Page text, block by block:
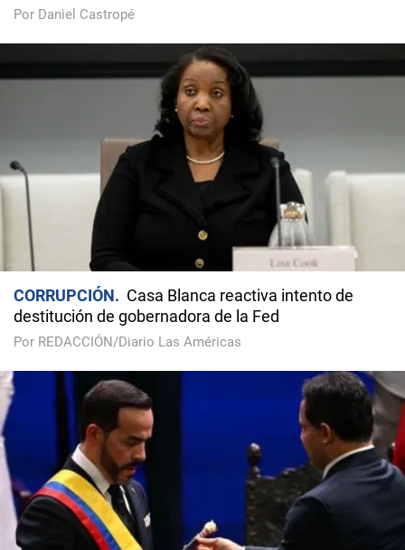
Por Daniel Castropé
CORRUPCIÓN
Casa Blanca reactiva intento de
destitución de gobernadora de la Fed
Por REDACCIÓN/Diario Las Américas